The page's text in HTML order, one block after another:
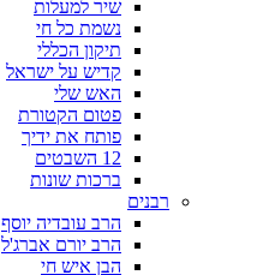
שיר למעלות
נשמת כל חי
תיקון הכללי
קדיש על ישראל
האש שלי
פטום הקטורת
פותח את ידיך
12 השבטים
ברכות שונות
רבנים
הרב עובדיה יוסף
הרב יורם אברג'ל
הבן איש חי